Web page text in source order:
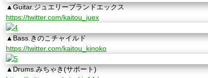
▲Guitar.ジュエリーブランドエックス
https://twitter.com/kaitou_juex
▲Bass.きのこチャイルド
https://twitter.com/kaitou_kinoko
▲Drums.みちゃき(サポート)